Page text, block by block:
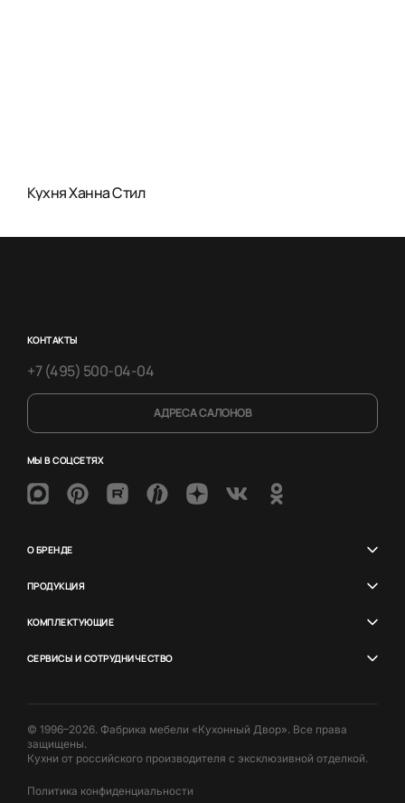
Кухня Ханна Стил
КОНТАКТЫ
+7 (495) 500-04-04
АДРЕСА САЛОНОВ
МЫ В СОЦСЕТЯХ
О БРЕНДЕ
ПРОДУКЦИЯ
КОМПЛЕКТУЮЩИЕ
СЕРВИСЫ И СОТРУДНИЧЕСТВО
© 1996–2026. Фабрика мебели «Кухонный Двор». Все права
защищены.
Кухни от российского производителя с эксклюзивной отделкой.
Политика конфиденциальности